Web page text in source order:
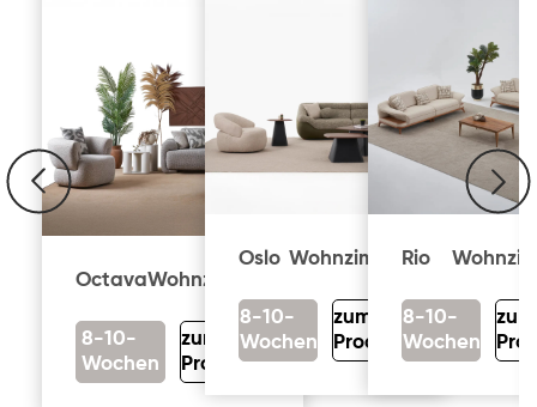
OctavaWohnzimmer
8-10-
Wochen
zum
Produkt
Oslo Wohnzimmer
8-10-
Wochen
zum
Produkt
Rio
8-10-
Wochen
zum